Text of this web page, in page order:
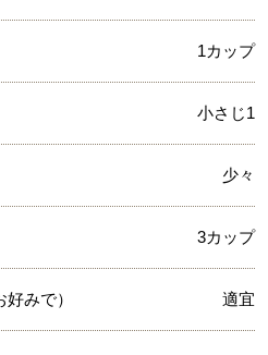
1カップ
小さじ1
少々
3カップ
みで） 適宜